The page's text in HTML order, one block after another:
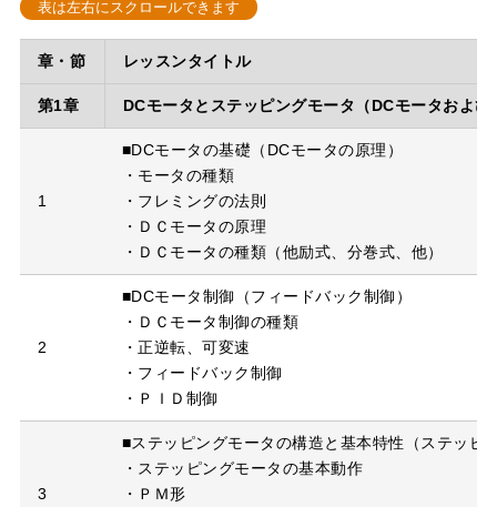
章・節 レッスンタイトル
第1章 DCモータとステッピングモータ（DCモータおよ
1
■DCモータの基礎（DCモータの原理）
・モータの種類
・フレミングの法則
・ＤＣモータの原理
・ＤＣモータの種類（他励式、分巻式、他）
2
■DCモータ制御（フィードバック制御）
・ＤＣモータ制御の種類
・正逆転、可変速
・フィードバック制御
・ＰＩＤ制御
3
■ステッピングモータの構造と基本特性（ステッピ
・ステッピングモータの基本動作
・ＰＭ形